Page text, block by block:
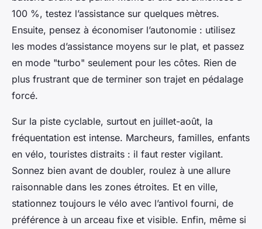
100 %, testez l’assistance sur quelques mètres.
Ensuite, pensez à économiser l’autonomie : utilisez
les modes d’assistance moyens sur le plat, et passez
en mode "turbo" seulement pour les côtes. Rien de
plus frustrant que de terminer son trajet en pédalage
forcé.
Sur la piste cyclable, surtout en juillet-août, la
fréquentation est intense. Marcheurs, familles, enfants
en vélo, touristes distraits : il faut rester vigilant.
Sonnez bien avant de doubler, roulez à une allure
raisonnable dans les zones étroites. Et en ville,
stationnez toujours le vélo avec l’antivol fourni, de
préférence à un arceau fixe et visible. Enfin, même si